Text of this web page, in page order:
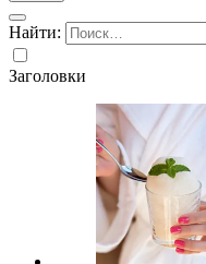
Найти:
Заголовки